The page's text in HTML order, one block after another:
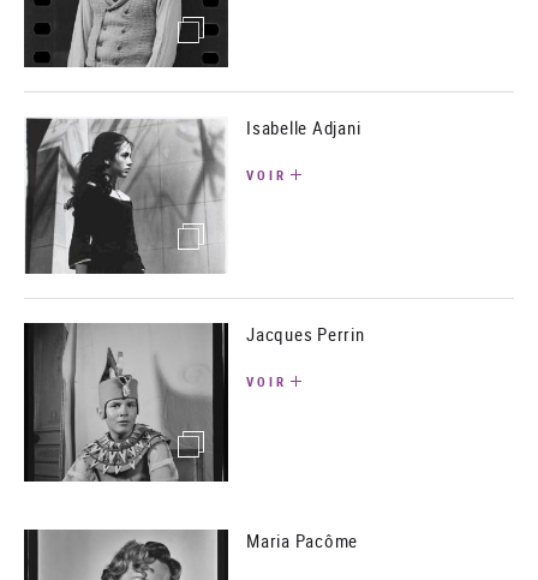
(image)
(image)
Isabelle Adjani
VOIR
(image)
Jacques Perrin
VOIR
Maria Pacôme